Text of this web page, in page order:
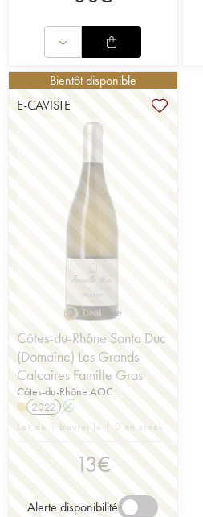
Bientôt disponible
E-CAVISTE
Côtes-du-Rhône Santa Duc
(Domaine) Les Grands
Calcaires Famille Gras
Côtes-du-Rhône AOC
2022 A
Lot de 1 bouteille | 0 en stock
13€
Alerte disponibilité